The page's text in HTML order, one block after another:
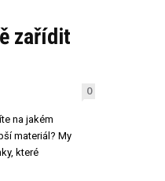
zařídit
0
na jakém
materiál? My
které